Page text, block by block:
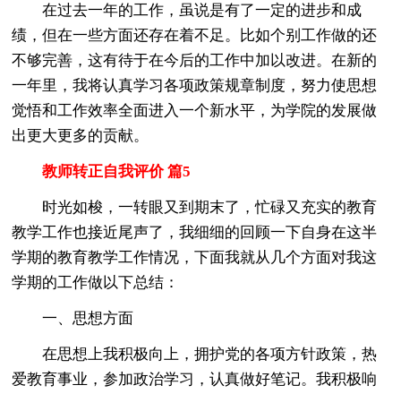
在过去一年的工作，虽说是有了一定的进步和成
绩，但在一些方面还存在着不足。比如个别工作做的还
不够完善，这有待于在今后的工作中加以改进。在新的
一年里，我将认真学习各项政策规章制度，努力使思想
觉悟和工作效率全面进入一个新水平，为学院的发展做
出更大更多的贡献。
教师转正自我评价 篇5
时光如梭，一转眼又到期末了，忙碌又充实的教育
教学工作也接近尾声了，我细细的回顾一下自身在这半
学期的教育教学工作情况，下面我就从几个方面对我这
学期的工作做以下总结：
一、思想方面
在思想上我积极向上，拥护党的各项方针政策，热
爱教育事业，参加政治学习，认真做好笔记。我积极响